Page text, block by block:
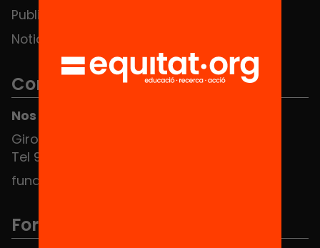
Publicaciones y vídeos
Noticias
Contacto
Nos puedes encontrar en el HUB Social
Girona 34, interior 08010 Barcelona
Tel 934 588 700
fundacio@equitat.org
Formamos parte de...